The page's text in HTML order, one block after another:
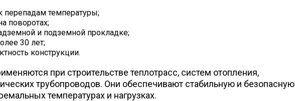
перепадам температуры;
поворотах;
и подземной прокладке;
30 лет;
конструкции.
при строительстве теплотрасс, систем отопления,
трубопроводов. Они обеспечивают стабильную и безопасную
температурах и нагрузках.